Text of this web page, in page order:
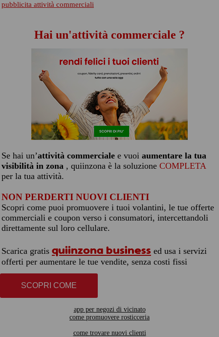
pubblicita attività commerciali
Hai un'attività commerciale ?
Se hai un’attività commerciale e vuoi aumentare la tua
visibilità in zona , quiinzona è la soluzione COMPLETA
per la tua attività.
NON PERDERTI NUOVI CLIENTI
Scopri come puoi promuovere i tuoi volantini, le tue offerte
commerciali e coupon verso i consumatori, intercettandoli
direttamente sul loro cellulare.
Scarica gratis quiinzona business ed usa i servizi
offerti per aumentare le tue vendite, senza costi fissi
SCOPRI COME
app per negozi di vicinato
come promuovere rosticceria
come trovare nuovi clienti